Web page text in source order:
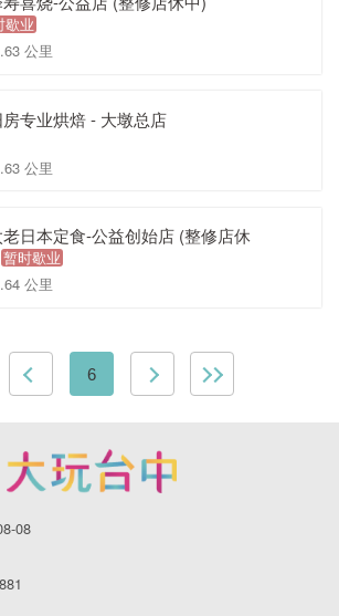
歇业
公里
专业烘焙 - 大墩总店
公里
日本定食-公益创始店 (整修店休
暂时歇业
公里
6
08